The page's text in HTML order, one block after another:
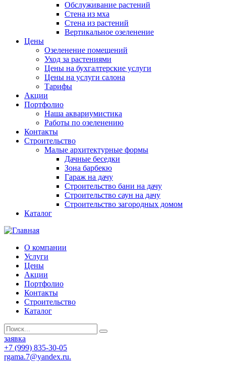
Обслуживание растений
Стена из мха
Стена из растений
Вертикальное озеленение
Цены
Озеленение помещений
Уход за растениями
Цены на бухгалтерские услуги
Цены на услуги салона
Тарифы
Акции
Портфолио
Наша аквариумистика
Работы по озеленению
Контакты
Строительство
Малые архитектурные формы
Дачные беседки
Зона барбекю
Гараж на дачу
Строительство бани на дачу
Строительство саун на дачу
Строительство загородных домом
Каталог
О компании
Услуги
Цены
Акции
Портфолио
Контакты
Строительство
Каталог
заявка
+7 (999) 835-30-05
rgama.7@yandex.ru.